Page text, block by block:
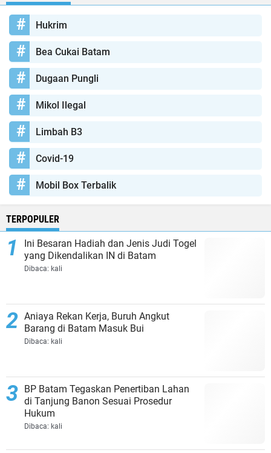
Hukrim
Bea Cukai Batam
Dugaan Pungli
Mikol Ilegal
Limbah B3
Covid-19
Mobil Box Terbalik
TERPOPULER
Ini Besaran Hadiah dan Jenis Judi Togel
yang Dikendalikan IN di Batam
Dibaca: kali
Aniaya Rekan Kerja, Buruh Angkut
Barang di Batam Masuk Bui
Dibaca: kali
BP Batam Tegaskan Penertiban Lahan
di Tanjung Banon Sesuai Prosedur
Hukum
Dibaca: kali